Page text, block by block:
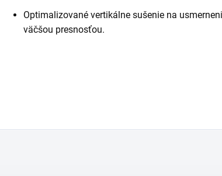
Optimalizované vertikálne sušenie na
väčšou presnosťou.